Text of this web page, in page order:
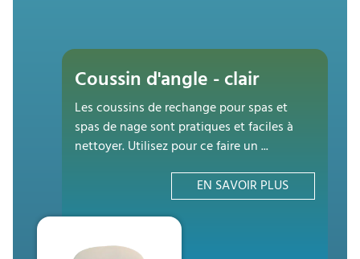
Coussin d'angle - clair
Les coussins de rechange pour spas et
spas de nage sont pratiques et faciles à
nettoyer. Utilisez pour ce faire un ...
EN SAVOIR PLUS